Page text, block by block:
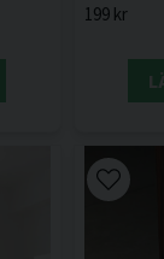
199 kr